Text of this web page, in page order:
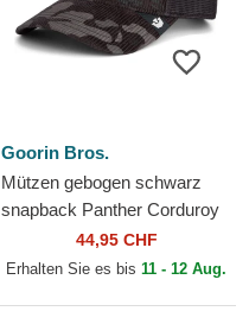
Goorin Bros.
Mützen gebogen schwarz
snapback Panther Corduroy
Camo The Farm Goorin
Bros.
44,95 CHF
Erhalten Sie es bis 11 - 12 Aug.